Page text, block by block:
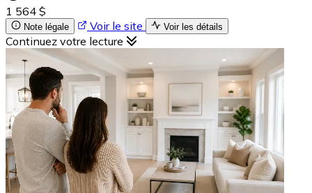
1 564 $
Note légale Voir le site Voir les détails
Continuez votre lecture